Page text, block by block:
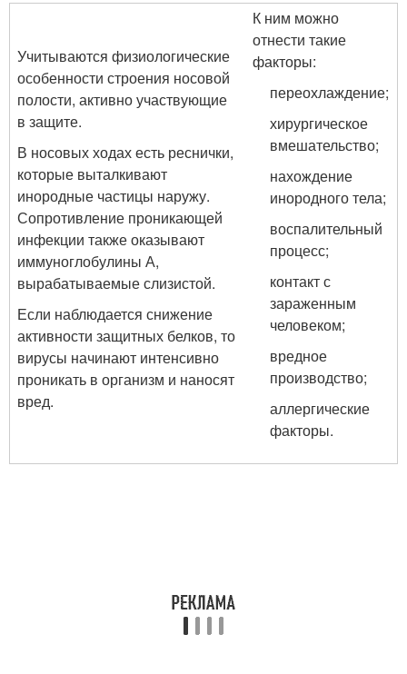
Учитываются физиологические
особенности строения носовой
полости, активно участвующие
в защите.
В носовых ходах есть реснички,
которые выталкивают
инородные частицы наружу.
Сопротивление проникающей
инфекции также оказывают
иммуноглобулины А,
вырабатываемые слизистой.
Если наблюдается снижение
активности защитных белков, то
вирусы начинают интенсивно
проникать в организм и наносят
вред.
К ним можно
отнести такие
факторы:
переохлаждение;
хирургическое
вмешательство;
нахождение
инородного тела;
воспалительный
процесс;
контакт с
зараженным
человеком;
вредное
производство;
аллергические
факторы.